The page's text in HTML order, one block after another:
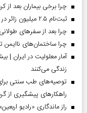
چرا برخی بیماران بعد از
ثبت‌نام ۲.۵ میلیون زائر در سماح | عبور ۱.۷ میلیون نفر از مرز‌های اربعین
چرا بعد از سفرهای
چرا ساختمان‌های ناایمن
زندگی می‌کنند
توصیه‌های طب سنتی
راهکارهای پیشگیری از
راز ماندگاری «رادیو